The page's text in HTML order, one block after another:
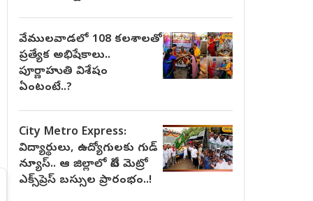
వేములవాడలో 108 కలశాలతో
ప్రత్యేక అభిషేకాలు..
పూర్ణాహుతి విశేషం
ఏంటంటే..?
City Metro Express:
విద్యార్థులు, ఉద్యోగులకు గుడ్
న్యూస్.. ఆ జిల్లాలో సిటీ మెట్రో
ఎక్స్‌ప్రెస్ బస్సుల ప్రారంభం..!